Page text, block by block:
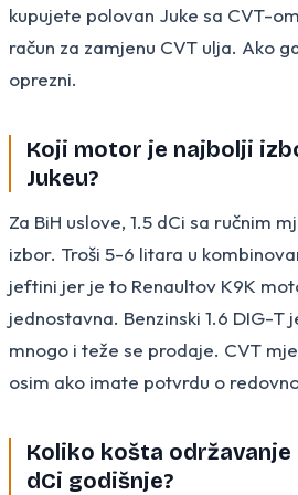
kupujete polovan Juke sa CVT-
račun za zamjenu CVT ulja. Ako
oprezni.
Koji motor je najbolji
Jukeu?
Za BiH uslove, 1.5 dCi sa ručnim
izbor. Troši 5-6 litara u
jeftini jer je to Renaultov K9K
jednostavna. Benzinski 1.6 DIG-T
mnogo i teže se prodaje. CVT
osim ako imate potvrdu o
Koliko košta održavanje
dCi godišnje?